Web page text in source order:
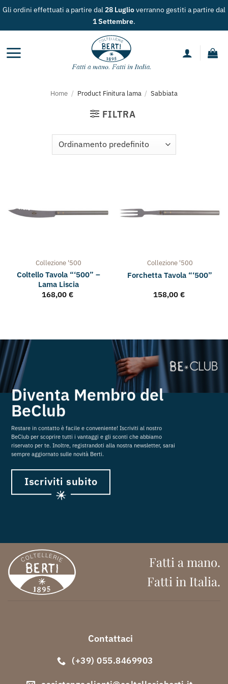
Salta
Gli ordini effettuati a partire dal28 Luglioverranno gestiti a partire dal
1 Settembre.
Home / Product Finitura lama / Sabbiata
FILTRA
Collezione '500
Coltello Tavola “‘500” –
Lama Liscia
168,00 €
Collezione '500
Forchetta Tavola “‘500”
158,00 €
Diventa Membro del
BeClub
Restare in contatto è facile e conveniente! Iscriviti al nostro
BeClub per scoprire tutti i vantaggi e gli sconti che abbiamo
riservato per te. Inoltre, registrandoti alla nostra newsletter, sarai
sempre aggiornato sulle novità Berti.
Iscriviti subito
Fatti a mano.
Fatti in Italia.
Contattaci
(+39) 055.8469903